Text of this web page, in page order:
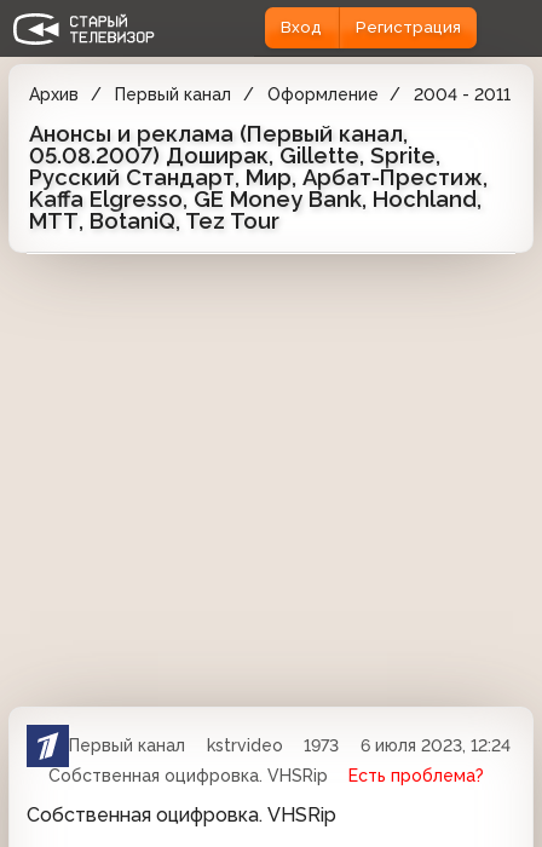
Вход Регистрация
Архив Первый канал Оформление 2004 - 2011
Анонсы и реклама (Первый канал,
05.08.2007) Доширак, Gillette, Sprite,
Русский Стандарт, Мир, Арбат-Престиж,
Kaffa Elgresso, GE Money Bank, Hochland,
МТТ, BotaniQ, Tez Tour
Первый канал kstrvideo 1973
6 июля 2023, 12:24
Собственная оцифровка. VHSRip
Есть проблема?
Собственная оцифровка. VHSRip